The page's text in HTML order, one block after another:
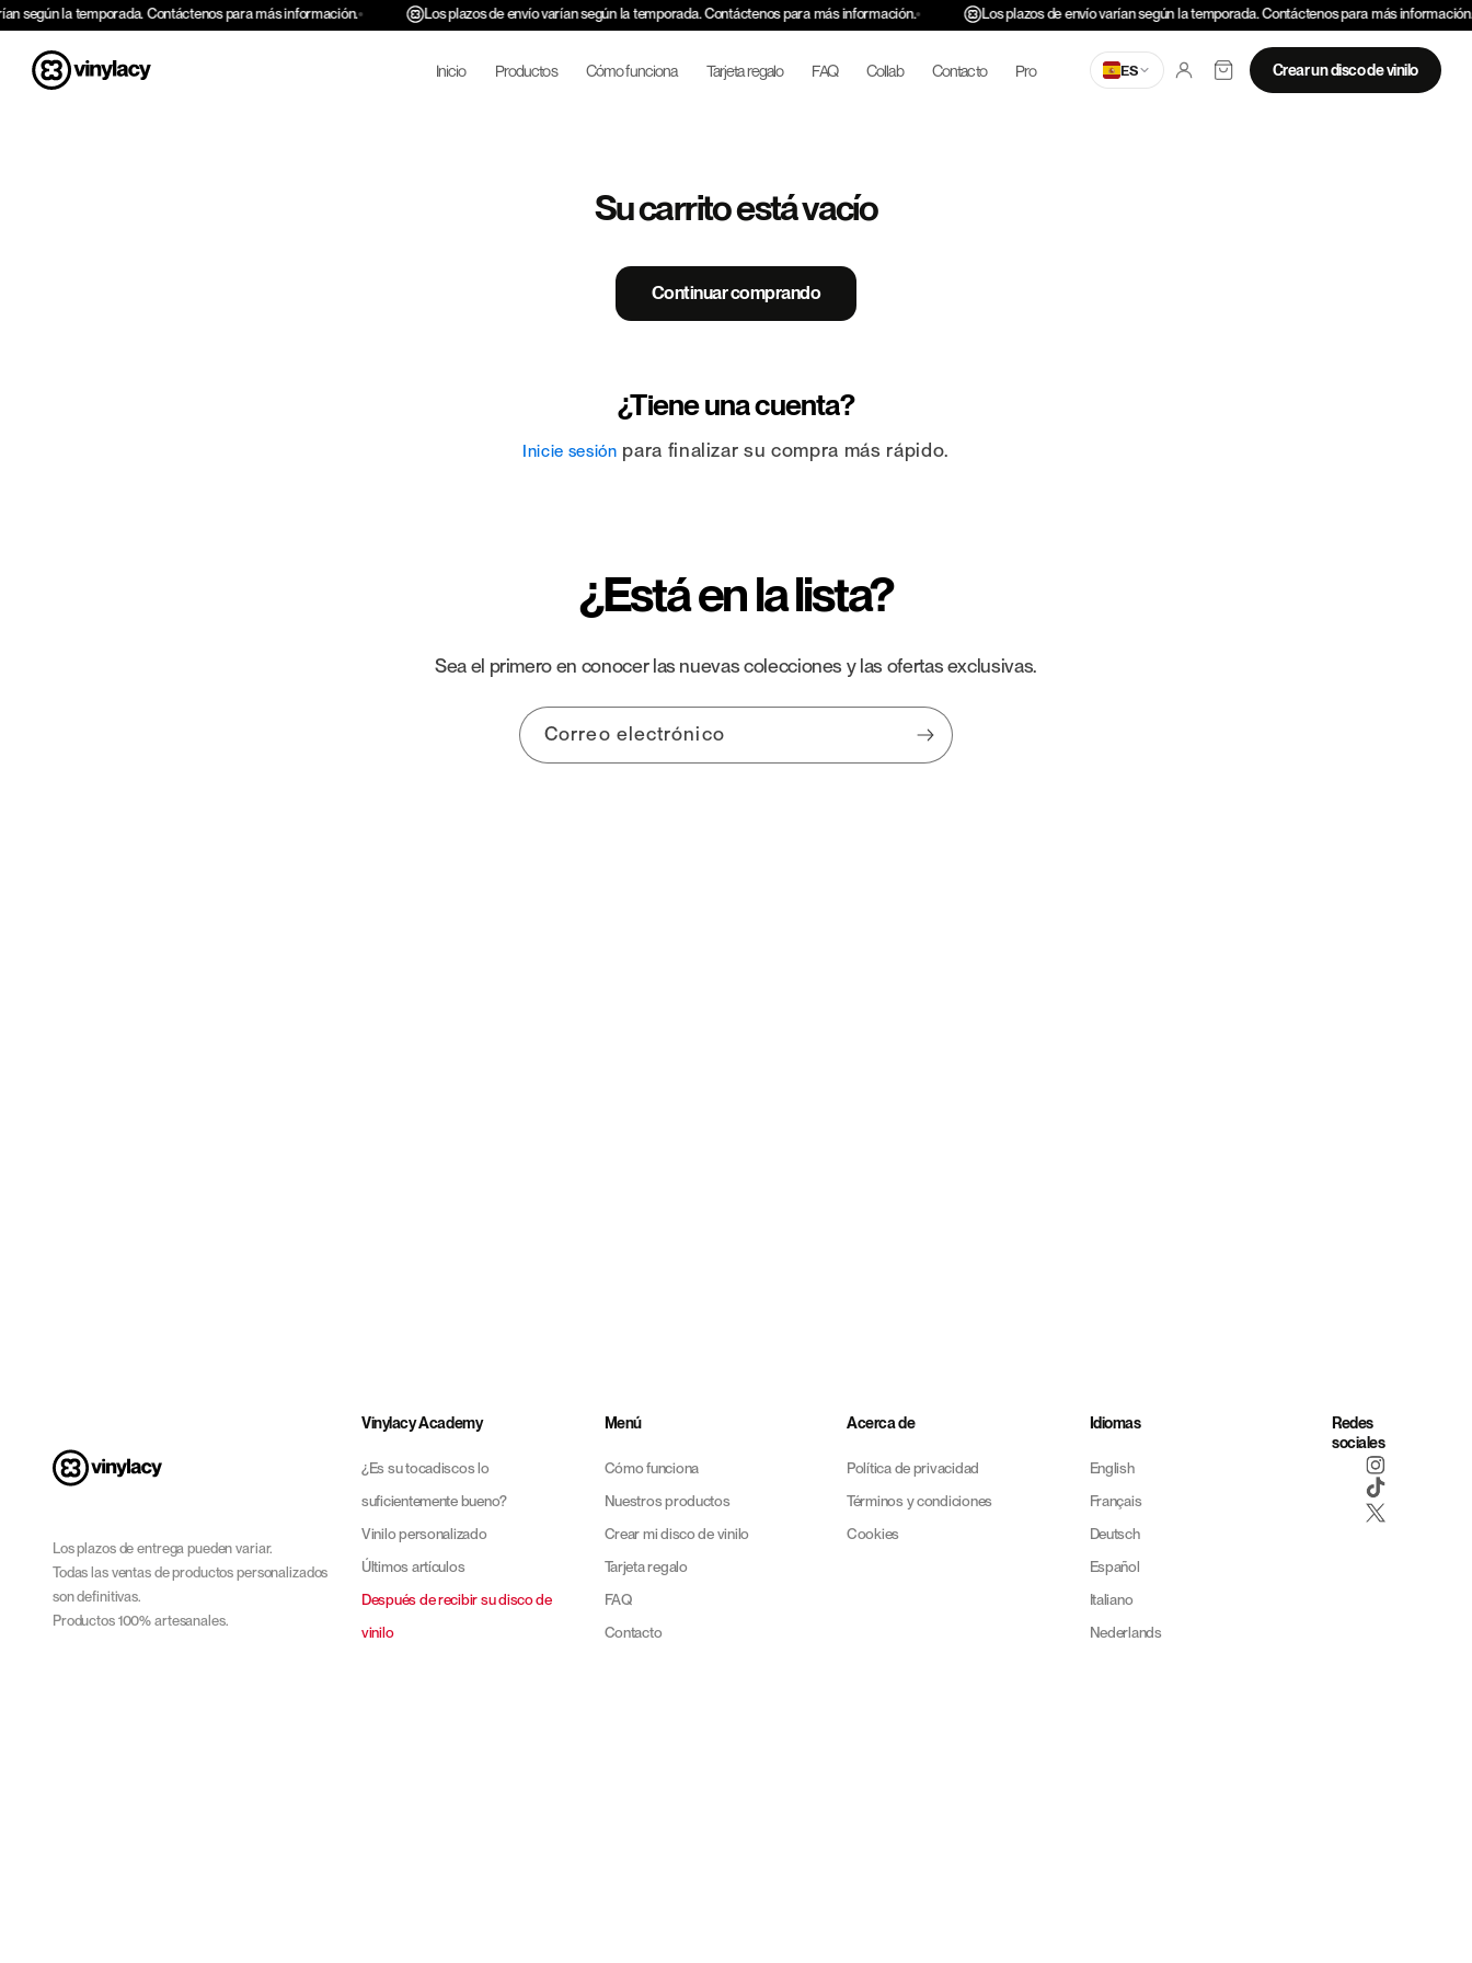
Saltar al
contenido
según la temporada. Contáctenos para más información. Los plazos de envío varían según la temporada. Contáctenos para más información. Los plazos de envío varían según la temporada. Contáctenos para más información.
Inicio Productos Cómo funciona Tarjeta regalo FAQ Collab Contacto Pro ES Crear un disco de vinilo
Su carrito está vacío
Continuar comprando
¿Tiene una cuenta?
Inicie sesión para finalizar su compra más rápido.
¿Está en la lista?
Sea el primero en conocer las nuevas colecciones y las ofertas exclusivas.
Correo electrónico
Los plazos de entrega pueden variar.
Todas las ventas de productos personalizados
son definitivas.
Productos 100% artesanales.
Vinylacy Academy
¿Es su tocadiscos lo
suficientemente bueno?
Vinilo personalizado
Últimos artículos
Después de recibir su disco de
vinilo
Menú
Cómo funciona
Nuestros productos
Crear mi disco de vinilo
Tarjeta regalo
FAQ
Contacto
Acerca de
Política de privacidad
Términos y condiciones
Cookies
Idiomas
English
Français
Deutsch
Español
Italiano
Nederlands
Redes
sociales